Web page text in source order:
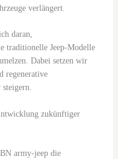
verlängert.
daran,
traditionelle Jeep-Modelle
Dabei setzen wir
regenerative
zukünftiger
army-jeep die